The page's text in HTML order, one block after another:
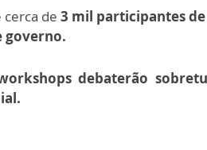
de 3 mil participantes
governo.
debaterão